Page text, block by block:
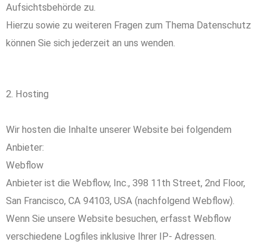
Aufsichtsbehörde zu.
Hierzu sowie zu weiteren Fragen zum Thema Datenschutz
können Sie sich jederzeit an uns wenden.
2. Hosting
Wir hosten die Inhalte unserer Website bei folgendem
Anbieter:
Webflow
Anbieter ist die Webflow, Inc., 398 11th Street, 2nd Floor,
San Francisco, CA 94103, USA (nachfolgend Webflow).
Wenn Sie unsere Website besuchen, erfasst Webflow
verschiedene Logfiles inklusive Ihrer IP- Adressen.